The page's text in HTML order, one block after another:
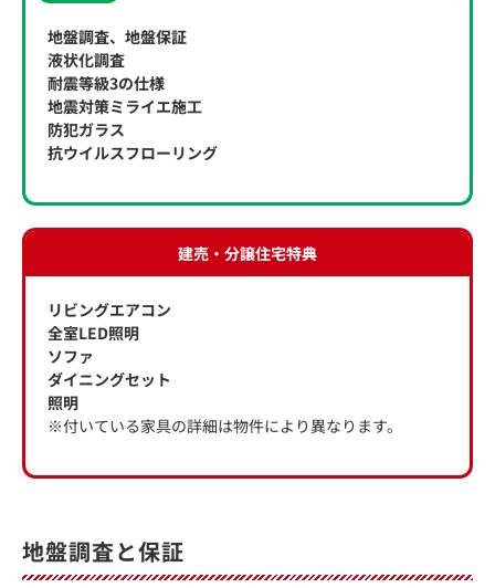
地盤調査、地盤保証
液状化調査
耐震等級3の仕様
地震対策ミライエ施工
防犯ガラス
抗ウイルスフローリング
建売・分譲住宅特典
リビングエアコン
全室LED照明
ソファ
ダイニングセット
照明
※付いている家具の詳細は物件により異なります。
地盤調査と保証